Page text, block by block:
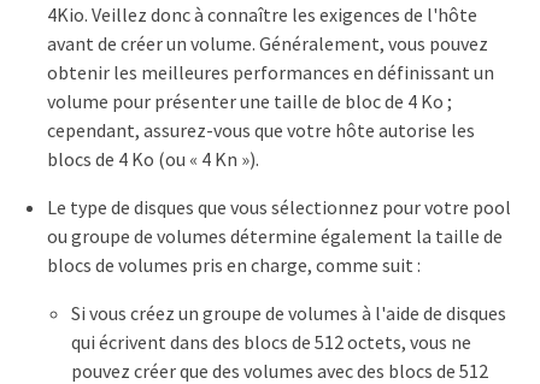
4Kio. Veillez donc à connaître les exigences de l'hôte
avant de créer un volume. Généralement, vous pouvez
obtenir les meilleures performances en définissant un
volume pour présenter une taille de bloc de 4 Ko ;
cependant, assurez-vous que votre hôte autorise les
blocs de 4 Ko (ou « 4 Kn »).
Le type de disques que vous sélectionnez pour votre pool
ou groupe de volumes détermine également la taille de
blocs de volumes pris en charge, comme suit :
Si vous créez un groupe de volumes à l'aide de disques
qui écrivent dans des blocs de 512 octets, vous ne
pouvez créer que des volumes avec des blocs de 512